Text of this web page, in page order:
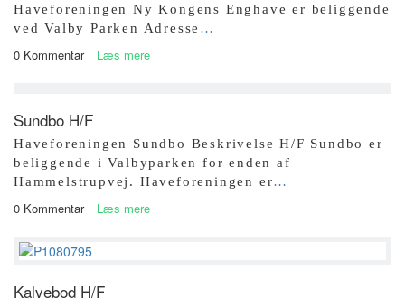
Haveforeningen Ny Kongens Enghave er beliggende
ved Valby Parken Adresse …
0 Kommentar Læs mere
Sundbo H/F
Haveforeningen Sundbo Beskrivelse H/F Sundbo er
beliggende i Valbyparken for enden af
Hammelstrupvej. Haveforeningen er…
0 Kommentar Læs mere
Kalvebod H/F